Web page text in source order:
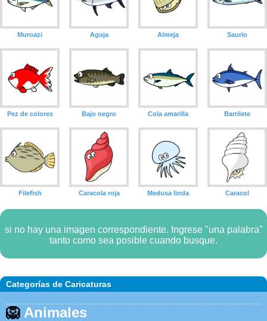
Categorías de Caricaturas
🦁 Animales
Muroazi Aguja Almeja Saurio
Pez de colores Bajo negro Cola amarilla Barrilete
Filefish Caracola roja Medusa linda Caracol
si no hay una imagen correspondiente. Ingrese "una palabra"
tanto como sea posible cuando busque.